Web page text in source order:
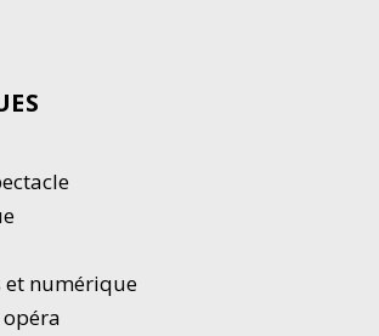
et numérique